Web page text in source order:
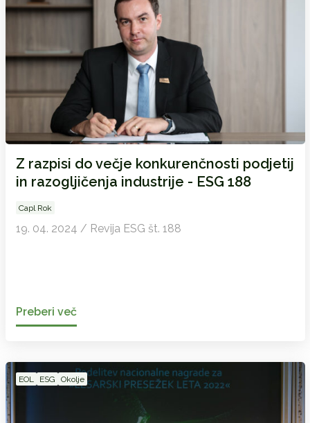
Z razpisi do večje konkurenčnosti podjetij
in razogljičenja industrije - ESG 188
Capl Rok
19. 04. 2024 / Revija ESG št. 188
Preberi več
EOL ESG Okolje